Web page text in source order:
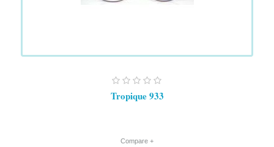
Tropique 933
+ Compare